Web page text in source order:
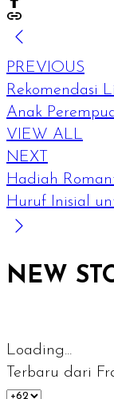
PREVIOUS
Rekomendasi
Anak
VIEW ALL
NEXT
Hadiah
Huruf Inisial
NEW
Loading...
Terbaru dari